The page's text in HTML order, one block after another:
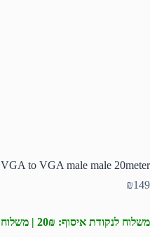
VGA to VGA male male 20meter
₪149
משלוח לנקודת איסוף: 20₪ | משלוח עד הבית: 50₪